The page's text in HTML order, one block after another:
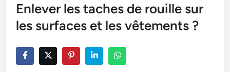
Enlever les taches de rouille sur
les surfaces et les vêtements ?